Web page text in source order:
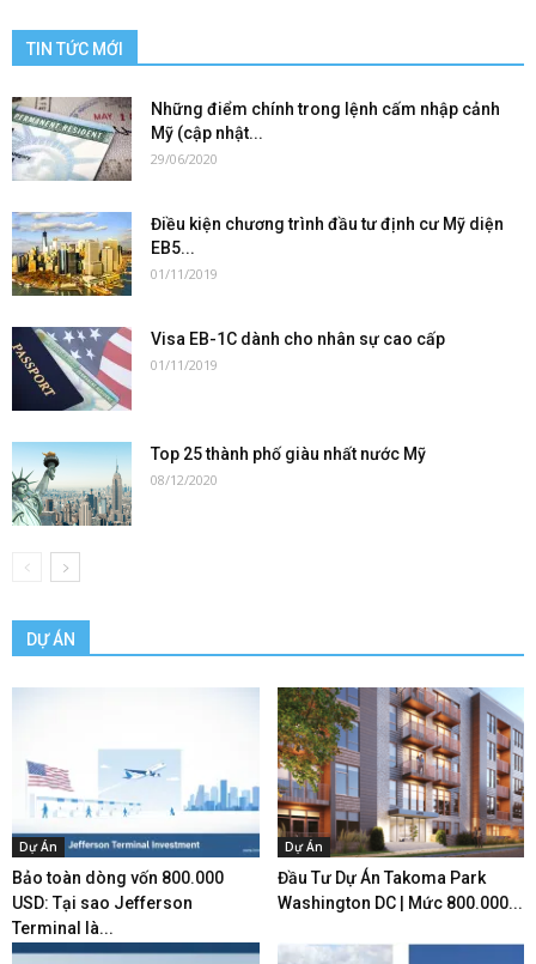
TIN TỨC MỚI
Những điểm chính trong lệnh cấm nhập cảnh
Mỹ (cập nhật...
29/06/2020
Điều kiện chương trình đầu tư định cư Mỹ diện
EB5...
01/11/2019
Visa EB-1C dành cho nhân sự cao cấp
01/11/2019
Top 25 thành phố giàu nhất nước Mỹ
08/12/2020
DỰ ÁN
Dự Án
Bảo toàn dòng vốn 800.000
USD: Tại sao Jefferson
Terminal là...
Dự Án
Đầu Tư Dự Án Takoma Park
Washington DC | Mức 800.000...